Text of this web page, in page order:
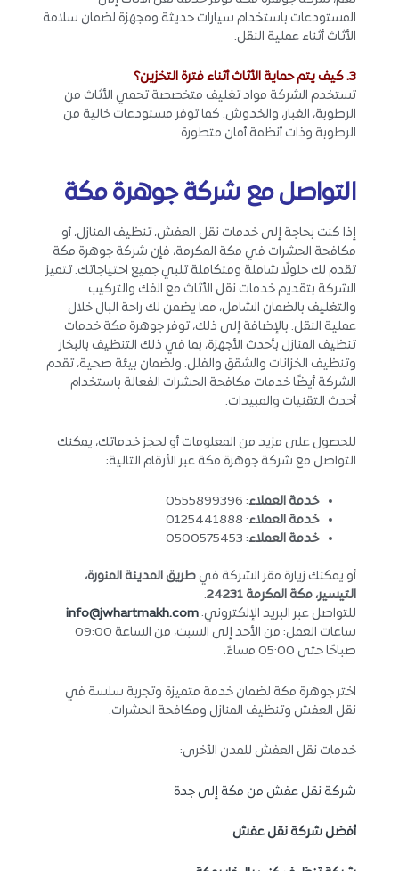
المستودعات باستخدام سيارات حديثة ومجهزة لضمان سلامة
الأثاث أثناء عملية النقل.
3. كيف يتم حماية الأثاث أثناء فترة التخزين؟
تستخدم الشركة مواد تغليف متخصصة تحمي الأثاث من
الرطوبة، الغبار، والخدوش. كما توفر مستودعات خالية من
الرطوبة وذات أنظمة أمان متطورة.
التواصل مع شركة جوهرة مكة
إذا كنت بحاجة إلى خدمات نقل العفش، تنظيف المنازل، أو
مكافحة الحشرات في مكة المكرمة، فإن شركة جوهرة مكة
تقدم لك حلولًا شاملة ومتكاملة تلبي جميع احتياجاتك. تتميز
الشركة بتقديم خدمات نقل الأثاث مع الفك والتركيب
والتغليف بالضمان الشامل، مما يضمن لك راحة البال خلال
عملية النقل. بالإضافة إلى ذلك، توفر جوهرة مكة خدمات
تنظيف المنازل بأحدث الأجهزة، بما في ذلك التنظيف بالبخار
وتنظيف الخزانات والشقق والفلل. ولضمان بيئة صحية، تقدم
الشركة أيضًا خدمات مكافحة الحشرات الفعالة باستخدام
أحدث التقنيات والمبيدات.
للحصول على مزيد من المعلومات أو لحجز خدماتك، يمكنك
التواصل مع شركة جوهرة مكة عبر الأرقام التالية:
خدمة العملاء: 0555899396
خدمة العملاء: 0125441888
خدمة العملاء: 0500575453
أو يمكنك زيارة مقر الشركة في طريق المدينة المنورة،
التيسير، مكة المكرمة 24231
.
للتواصل عبر البريد الإلكتروني:info@jwhartmakh.com
ساعات العمل: من الأحد إلى السبت، من الساعة 09:00
صباحًا حتى 05:00 مساءً.
اختر جوهرة مكة لضمان خدمة متميزة وتجربة سلسة في
نقل العفش وتنظيف المنازل ومكافحة الحشرات.
خدمات نقل العفش للمدن الأخرى:
شركة نقل عفش من مكة إلى جدة
أفضل شركة نقل عفش